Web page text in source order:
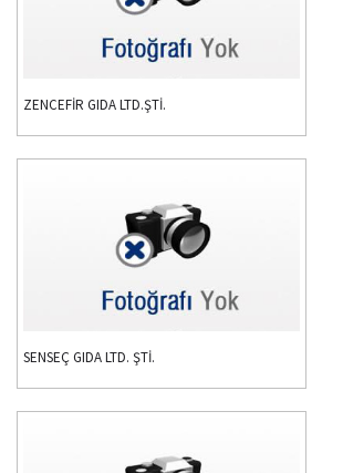
ZENCEFİR GIDA LTD.ŞTİ.
SENSEÇ GIDA LTD. ŞTİ.